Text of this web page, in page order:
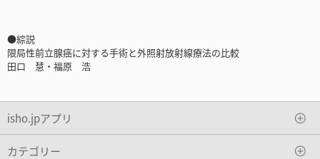
●綜説
限局性前立腺癌に対する手術と外照射放射線療法の比較
田口 慧・福原 浩
isho.jpアプリ
カテゴリー